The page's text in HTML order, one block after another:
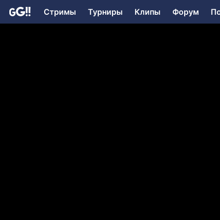
Стримы Турниры Клипы Форум